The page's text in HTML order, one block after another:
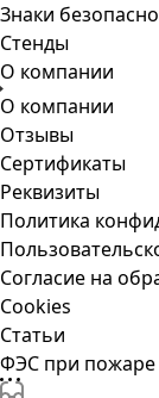
Знаки
Стенды
О компании
О компании
Отзывы
Сертификаты
Реквизиты
Политика
Согласие на
Cookies
Статьи
ФЭС при пожаре